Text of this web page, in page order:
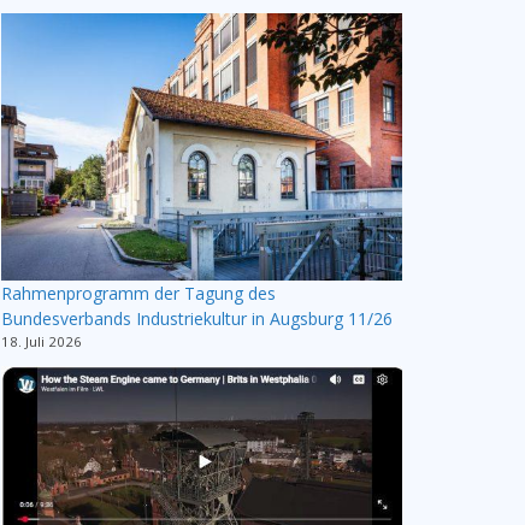
Rahmenprogramm der Tagung des
Bundesverbands Industriekultur in Augsburg 11/26
18. Juli 2026